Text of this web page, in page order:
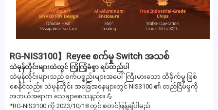
RG-NIS3100】Reyee စက်မှု Switch အသစ်
သဲမုန်တိုင်းများထဲတွင် ကြံ့ကြံ့ခံစွာ ရပ်တည်ပါ
သဲမုန်တိုင်းများသည် စက်ပစ္စည်းများအပေါ် ကြီးမားသော ထိခိုက်မှု ဖြစ်
စေနိုင်သည်။ သဲမုန်တိုင်း အခြေအနေများတွင် NIS3100 ၏ တည်ငြိမ်မှုကို
အဘယ်အရာက သေချာစေသနည်း။ 💪
*RG-NIS3100 ကို 2023/10/18 တွင် စတင်ဖြန့်ချိပါမည်